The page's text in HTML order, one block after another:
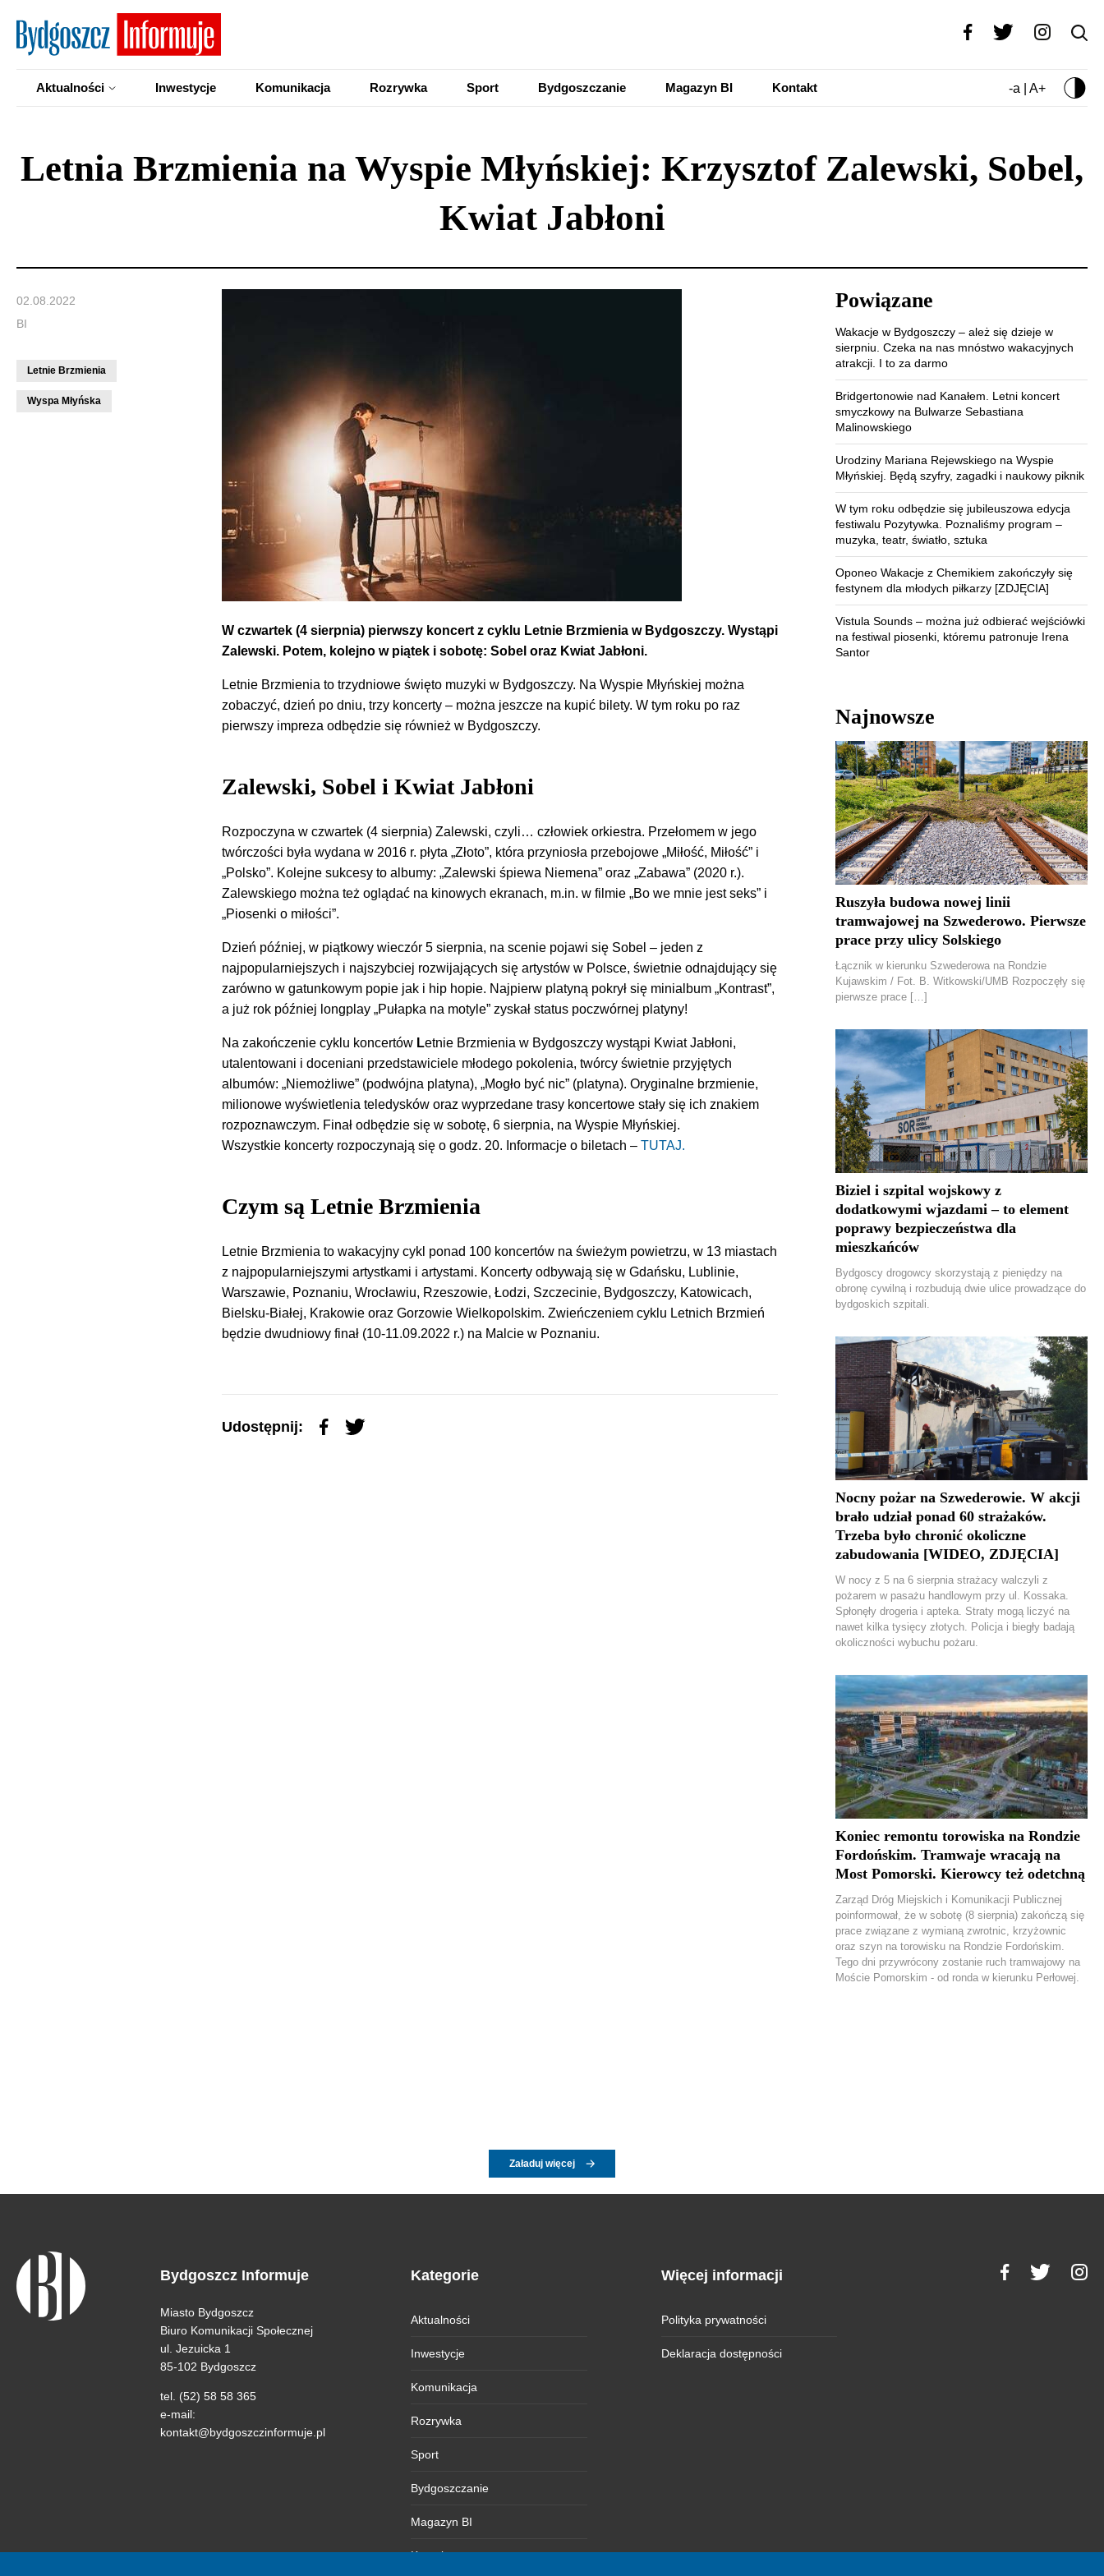
Aktualności Inwestycje Komunikacja Rozrywka Sport Bydgoszczanie Magazyn BI Kontakt -a | A+
Letnia Brzmienia na Wyspie Młyńskiej: Krzysztof Zalewski, Sobel,
Kwiat Jabłoni
02.08.2022
BI
Letnie Brzmienia
Wyspa Młyńska
W czwartek (4 sierpnia) pierwszy koncert z cyklu Letnie Brzmienia w Bydgoszczy. Wystąpi
Zalewski. Potem, kolejno w piątek i sobotę: Sobel oraz Kwiat Jabłoni.
Letnie Brzmienia to trzydniowe święto muzyki w Bydgoszczy. Na Wyspie Młyńskiej można
zobaczyć, dzień po dniu, trzy koncerty – można jeszcze na kupić bilety. W tym roku po raz
pierwszy impreza odbędzie się również w Bydgoszczy.
Zalewski, Sobel i Kwiat Jabłoni
Rozpoczyna w czwartek (4 sierpnia) Zalewski, czyli… człowiek orkiestra. Przełomem w jego
twórczości była wydana w 2016 r. płyta „Złoto”, która przyniosła przebojowe „Miłość, Miłość” i
„Polsko”. Kolejne sukcesy to albumy: „Zalewski śpiewa Niemena” oraz „Zabawa” (2020 r.).
Zalewskiego można też oglądać na kinowych ekranach, m.in. w filmie „Bo we mnie jest seks” i
„Piosenki o miłości”.
Dzień później, w piątkowy wieczór 5 sierpnia, na scenie pojawi się Sobel – jeden z
najpopularniejszych i najszybciej rozwijających się artystów w Polsce, świetnie odnajdujący się
zarówno w gatunkowym popie jak i hip hopie. Najpierw platyną pokrył się minialbum „Kontrast”,
a już rok później longplay „Pułapka na motyle” zyskał status poczwórnej platyny!
Na zakończenie cyklu koncertów Letnie Brzmienia w Bydgoszczy wystąpi Kwiat Jabłoni,
utalentowani i doceniani przedstawiciele młodego pokolenia, twórcy świetnie przyjętych
albumów: „Niemożliwe” (podwójna platyna), „Mogło być nic” (platyna). Oryginalne brzmienie,
milionowe wyświetlenia teledysków oraz wyprzedane trasy koncertowe stały się ich znakiem
rozpoznawczym. Finał odbędzie się w sobotę, 6 sierpnia, na Wyspie Młyńskiej.
Wszystkie koncerty rozpoczynają się o godz. 20. Informacje o biletach – TUTAJ.
Czym są Letnie Brzmienia
Letnie Brzmienia to wakacyjny cykl ponad 100 koncertów na świeżym powietrzu, w 13 miastach
z najpopularniejszymi artystkami i artystami. Koncerty odbywają się w Gdańsku, Lublinie,
Warszawie, Poznaniu, Wrocławiu, Rzeszowie, Łodzi, Szczecinie, Bydgoszczy, Katowicach,
Bielsku-Białej, Krakowie oraz Gorzowie Wielkopolskim. Zwieńczeniem cyklu Letnich Brzmień
będzie dwudniowy finał (10-11.09.2022 r.) na Malcie w Poznaniu.
Udostępnij:
Powiązane
Wakacje w Bydgoszczy – ależ się dzieje w
sierpniu. Czeka na nas mnóstwo wakacyjnych
atrakcji. I to za darmo
Bridgertonowie nad Kanałem. Letni koncert
smyczkowy na Bulwarze Sebastiana
Malinowskiego
Urodziny Mariana Rejewskiego na Wyspie
Młyńskiej. Będą szyfry, zagadki i naukowy piknik
W tym roku odbędzie się jubileuszowa edycja
festiwalu Pozytywka. Poznaliśmy program –
muzyka, teatr, światło, sztuka
Oponeo Wakacje z Chemikiem zakończyły się
festynem dla młodych piłkarzy [ZDJĘCIA]
Vistula Sounds – można już odbierać wejściówki
na festiwal piosenki, któremu patronuje Irena
Santor
Najnowsze
Ruszyła budowa nowej linii
tramwajowej na Szwederowo. Pierwsze
prace przy ulicy Solskiego
Łącznik w kierunku Szwederowa na Rondzie
Kujawskim / Fot. B. Witkowski/UMB Rozpoczęły się
pierwsze prace […]
Biziel i szpital wojskowy z
dodatkowymi wjazdami – to element
poprawy bezpieczeństwa dla
mieszkańców
Bydgoscy drogowcy skorzystają z pieniędzy na
obronę cywilną i rozbudują dwie ulice prowadzące do
bydgoskich szpitali.
Nocny pożar na Szwederowie. W akcji
brało udział ponad 60 strażaków.
Trzeba było chronić okoliczne
zabudowania [WIDEO, ZDJĘCIA]
W nocy z 5 na 6 sierpnia strażacy walczyli z
pożarem w pasażu handlowym przy ul. Kossaka.
Spłonęły drogeria i apteka. Straty mogą liczyć na
nawet kilka tysięcy złotych. Policja i biegły badają
okoliczności wybuchu pożaru.
Koniec remontu torowiska na Rondzie
Fordońskim. Tramwaje wracają na
Most Pomorski. Kierowcy też odetchną
Zarząd Dróg Miejskich i Komunikacji Publicznej
poinformował, że w sobotę (8 sierpnia) zakończą się
prace związane z wymianą zwrotnic, krzyżownic
oraz szyn na torowisku na Rondzie Fordońskim.
Tego dni przywrócony zostanie ruch tramwajowy na
Moście Pomorskim - od ronda w kierunku Perłowej.
Załaduj więcej
Bydgoszcz Informuje
Miasto Bydgoszcz
Biuro Komunikacji Społecznej
ul. Jezuicka 1
85-102 Bydgoszcz
tel. (52) 58 58 365
e-mail:
kontakt@bydgoszczinformuje.pl
Kategorie
Aktualności
Inwestycje
Komunikacja
Rozrywka
Sport
Bydgoszczanie
Magazyn BI
Kontakt
Więcej informacji
Polityka prywatności
Deklaracja dostępności